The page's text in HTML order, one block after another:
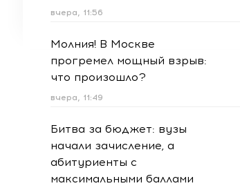
вчера, 11:56
Молния! В Москве
прогремел мощный взрыв:
что произошло?
вчера, 11:49
Битва за бюджет: вузы
начали зачисление, а
абитуриенты с
максимальными баллами